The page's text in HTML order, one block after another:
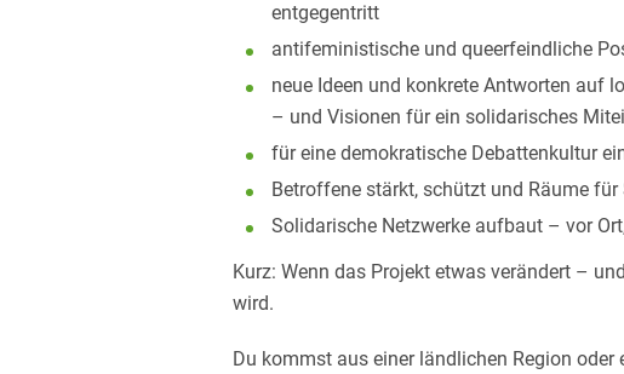
entgegentritt
antifeministische und queerfeindliche
neue Ideen und konkrete Antworten auf
– und Visionen für ein solidarisches
für eine demokratische Debattenkultur
Betroffene stärkt, schützt und Räume
Solidarische Netzwerke aufbaut – vor
Kurz: Wenn das Projekt etwas verändert –
wird.
Du kommst aus einer ländlichen Region